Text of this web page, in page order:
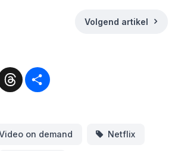
Volgend artikel
Threads
on demand Netflix